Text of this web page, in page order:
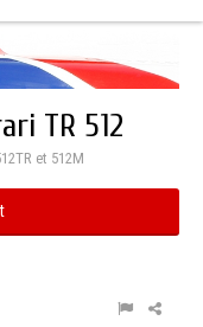
TR 512
et 512M